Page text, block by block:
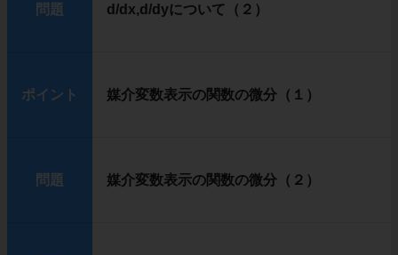
問題 d/dx,d/dyについて（２）
ポイント 媒介変数表示の関数の微分（１）
問題 媒介変数表示の関数の微分（２）